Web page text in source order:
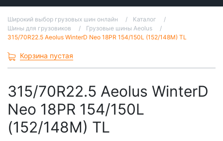
Широкий выбор грузовых шин онлайн
Каталог
Шины для грузовиков
Грузовые шины Aeolus
315/70R22.5 Aeolus WinterD Neo 18PR 154/150L (152/148M) TL
Корзина пустая
315/70R22.5 Aeolus WinterD
Neo 18PR 154/150L
(152/148M) TL